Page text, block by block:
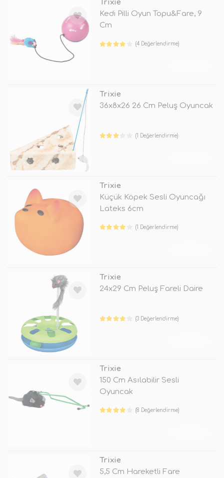
Trixie
Kedi Pilli Oyun Topu&Fare, 9
Cm
(4 Değerlendirme)
Trixie
36x8x26 26 Cm Peluş Oyuncak
(1 Değerlendirme)
Trixie
Küçük Köpek Sesli Oyuncağı
Lateks 6cm
(1 Değerlendirme)
Trixie
24x29 Cm Peluş Fareli Daire
(3 Değerlendirme)
Trixie
150 Cm Asılabilir Sesli
Oyuncak
(8 Değerlendirme)
Trixie
5,5 Cm Hareketli Fare